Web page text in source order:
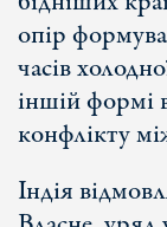
опір
часів
іншій формі
конфлікту
Індія